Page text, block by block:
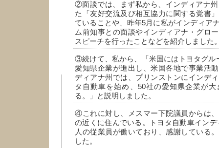
②面談では、まず私から、インディアナ
た「友好交流及び相互協力に関する覚書
ていることや、昨年5月に私がインディア
ム前知事との面談やインディアナ・グロ
スピーチを行ったことなどを紹介しました
③続けて、私から、「米国にはトヨタグル
愛知県企業が進出し、米国各地で事業活
ディアナ州では、プリンストンにインデ
タ自動車を始め、50社の愛知県企業が
る。」と説明しました。
④これに対し、メスマー下院議員からは
の近くに住んでいる。トヨタ自動車イン
人の従業員が働いており、感謝している
した。